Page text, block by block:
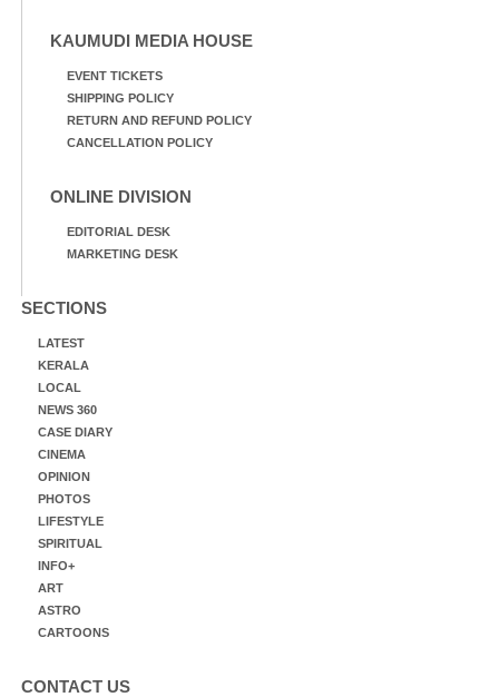
KAUMUDI MEDIA HOUSE
EVENT TICKETS
SHIPPING POLICY
RETURN AND REFUND POLICY
CANCELLATION POLICY
ONLINE DIVISION
EDITORIAL DESK
MARKETING DESK
SECTIONS
LATEST
KERALA
LOCAL
NEWS 360
CASE DIARY
CINEMA
OPINION
PHOTOS
LIFESTYLE
SPIRITUAL
INFO+
ART
ASTRO
CARTOONS
CONTACT US